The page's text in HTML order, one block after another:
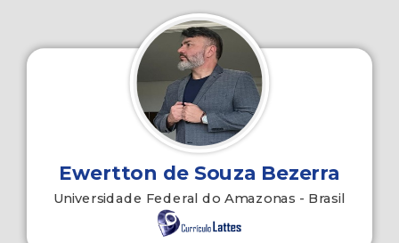
Ewertton de Souza Bezerra
Universidade Federal do Amazonas - Brasil